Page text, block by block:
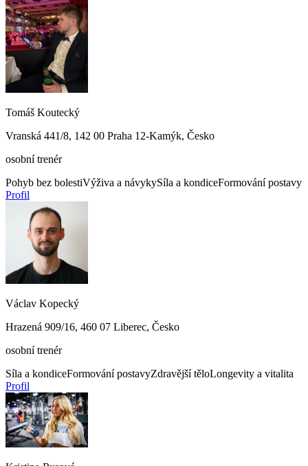
Tomáš Koutecký
Vranská 441/8, 142 00 Praha 12-Kamýk, Česko
osobní trenér
Pohyb bez bolestiVýživa a návykySíla a kondiceFormování postavy
Profil
Václav Kopecký
Hrazená 909/16, 460 07 Liberec, Česko
osobní trenér
Síla a kondiceFormování postavyZdravější těloLongevity a vitalita
Profil